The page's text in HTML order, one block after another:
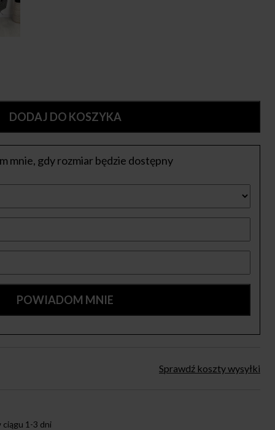
DODAJ DO KOSZYKA
mnie, gdy rozmiar będzie dostępny
Sprawdź koszty wysyłki
ciągu 1-3 dni